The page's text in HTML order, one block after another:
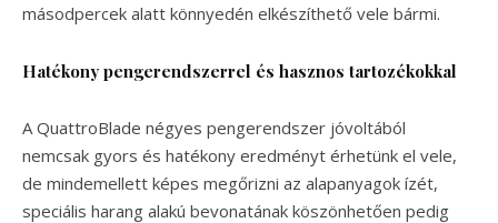
másodpercek alatt könnyedén elkészíthető vele bármi.
Hatékony pengerendszerrel és hasznos tartozékokkal
A QuattroBlade négyes pengerendszer jóvoltából
nemcsak gyors és hatékony eredményt érhetünk el vele,
de mindemellett képes megőrizni az alapanyagok ízét,
speciális harang alakú bevonatának köszönhetően pedig